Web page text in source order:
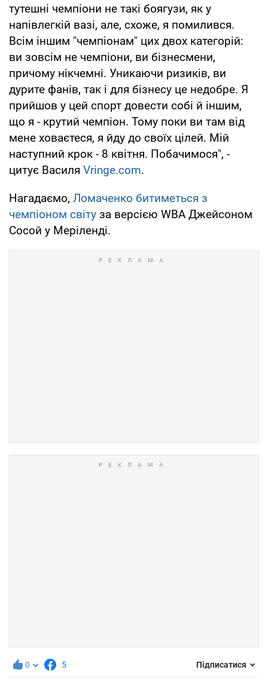
тутешні чемпіони не такі боягузи, як у
напівлегкій вазі, але, схоже, я помилився.
Всім іншим "чемпіонам" цих двох категорій:
ви зовсім не чемпіони, ви бізнесмени,
причому нікчемні. Уникаючи ризиків, ви
дурите фанів, так і для бізнесу це недобре. Я
прийшов у цей спорт довести собі й іншим,
що я - крутий чемпіон. Тому поки ви там від
мене ховаєтеся, я йду до своїх цілей. Мій
наступний крок - 8 квітня. Побачимося", -
цитує Василя Vringe.com.
Нагадаємо, Ломаченко битиметься з
чемпіоном світу за версією WBA Джейсоном
Сосой у Меріленді.
0 5 Підписатися